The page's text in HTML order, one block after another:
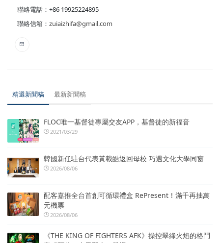
聯絡電話：+86 19925224895
聯絡信箱： zuiaizhifa@gmail.com
精選新聞稿 最新新聞稿
FLOC唯一基督徒專屬交友APP，基督徒的新福音
2021/03/29
韓國新任駐台代表黃載皓返回母校 巧遇文化大學同窗
2026/08/06
配客嘉推全台首創可循環禮盒 RePresent！滿千再抽萬
元機票
2026/08/06
《THE KING OF FIGHTERS AFK》操控翠綠火焰的格鬥